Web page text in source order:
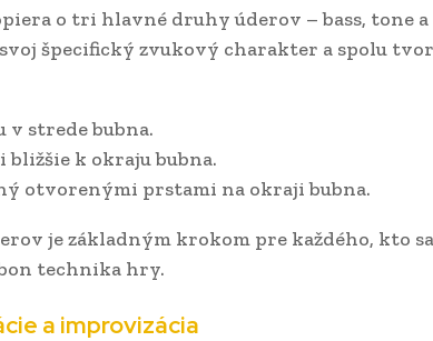
o tri hlavné druhy úderov – bass, tone a
špecifický zvukový charakter a spolu
v strede bubna.
k okraju bubna.
otvorenými prstami na okraji bubna.
je základným krokom pre každého, kto sa
technika hry.
a improvizácia